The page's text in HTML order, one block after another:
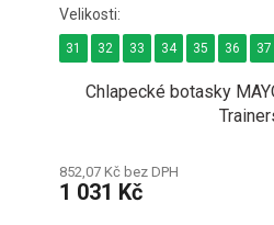
Chlapecké botasky
852,07 Kč bez DPH
1 031 Kč
31 32 33 34 35 36 37